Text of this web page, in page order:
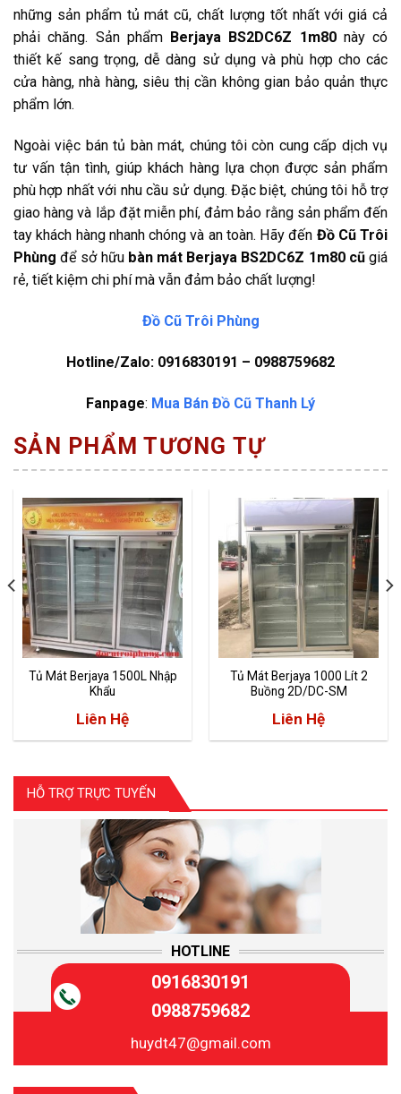
những sản phẩm tủ mát cũ, chất lượng tốt nhất với giá cả
phải chăng. Sản phẩm Berjaya BS2DC6Z 1m80này có
thiết kế sang trọng, dễ dàng sử dụng và phù hợp cho các
cửa hàng, nhà hàng, siêu thị cần không gian bảo quản thực
phẩm lớn.
Ngoài việc bán tủ bàn mát, chúng tôi còn cung cấp dịch vụ
tư vấn tận tình, giúp khách hàng lựa chọn được sản phẩm
phù hợp nhất với nhu cầu sử dụng. Đặc biệt, chúng tôi hỗ trợ
giao hàng và lắp đặt miễn phí, đảm bảo rằng sản phẩm đến
tay khách hàng nhanh chóng và an toàn. Hãy đến Đồ Cũ Trôi
Phùng để sở hữubàn mát Berjaya BS2DC6Z 1m80 cũgiá
rẻ, tiết kiệm chi phí mà vẫn đảm bảo chất lượng!
Đồ Cũ Trôi Phùng
Hotline/Zalo: 0916830191 – 0988759682
Fanpage: Mua Bán Đồ Cũ Thanh Lý
SẢN PHẨM TƯƠNG TỰ
Tủ Mát Berjaya 1500L Nhập
Khẩu
Liên Hệ
Tủ Mát Berjaya 1000 Lít 2
Buồng 2D/DC-SM
Liên Hệ
HỖ TRỢ TRỰC TUYẾN
HOTLINE
0916830191
0988759682
huydt47@gmail.com